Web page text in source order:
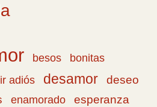
besos
bonitas
adiós desamor deseo
enamorado esperanza